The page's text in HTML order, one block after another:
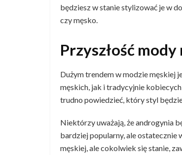
będziesz w stanie stylizować je w
czy męsko.
Przyszłość
Dużym trendem w modzie męskiej
męskich, jak i tradycyjnie
trudno powiedzieć, który styl
Niektórzy uważają, że androgynia
bardziej popularny, ale ostatecznie
męskiej, ale cokolwiek się stanie,